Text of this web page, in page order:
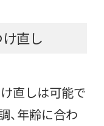
け直し
直しは可能で
、年齢に合わ